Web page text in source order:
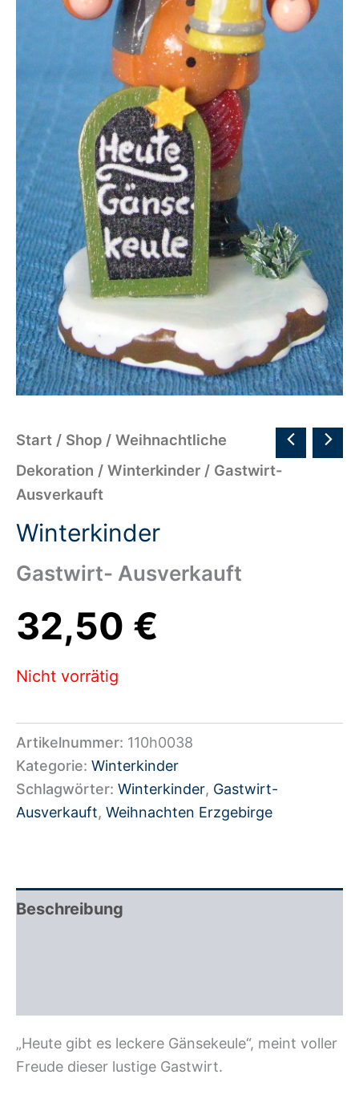
Start / Shop / Weihnachtliche
Dekoration / Winterkinder / Gastwirt-
Ausverkauft
Winterkinder
Gastwirt- Ausverkauft
32,50 €
Nicht vorrätig
Artikelnummer: 110h0038
Kategorie: Winterkinder
Schlagwörter: Winterkinder, Gastwirt-
Ausverkauft, Weihnachten Erzgebirge
Beschreibung
„Heute gibt es leckere Gänsekeule“, meint voller
Freude dieser lustige Gastwirt.